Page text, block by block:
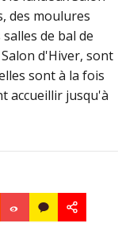
des moulures
de bal de
d'Hiver, sont
sont à la fois
accueillir jusqu'à